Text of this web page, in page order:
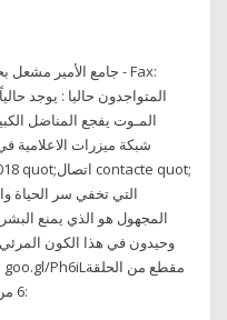
المـوت يفجع المناضل
شبكة ميزرات الاعلامية
التي تخفي سر الحياة
المجهول هو الذي يمنع
وحيدون في هذا الكون المرئي
6